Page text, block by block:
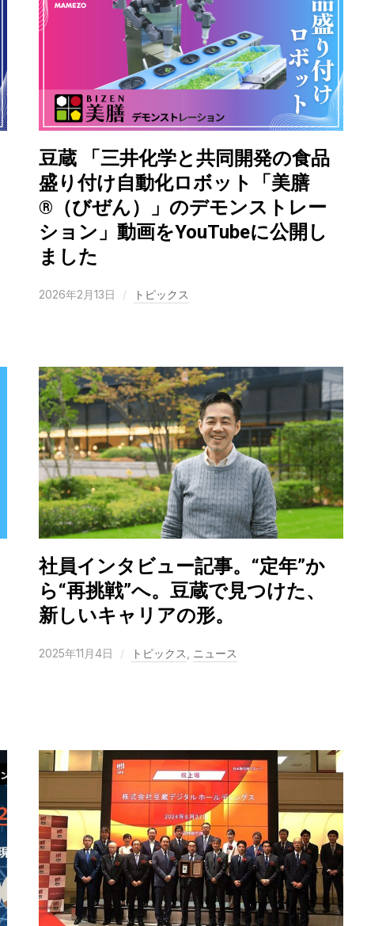
豆蔵 「三井化学と共同開発の食品
盛り付け自動化ロボット「美膳
®（びぜん）」のデモンストレー
ション」動画をYouTubeに公開し
ました
2026年2月13日 トピックス
社員インタビュー記事。“定年”か
ら“再挑戦”へ。豆蔵で見つけた、
新しいキャリアの形。
2025年11月4日 トピックス ニュース